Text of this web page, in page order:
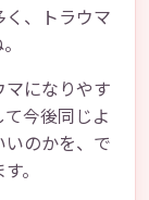
く、トラウマ
になりやす
今後同じよ
のかを、で
。